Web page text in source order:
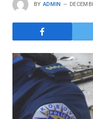
BY ADMIN